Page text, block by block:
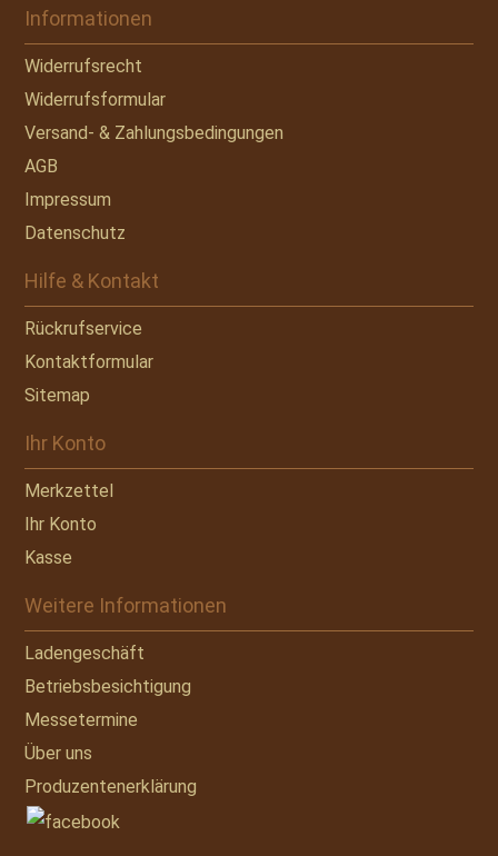
Informationen
Widerrufsrecht
Widerrufsformular
Versand- & Zahlungsbedingungen
AGB
Impressum
Datenschutz
Hilfe & Kontakt
Rückrufservice
Kontaktformular
Sitemap
Ihr Konto
Merkzettel
Ihr Konto
Kasse
Weitere Informationen
Ladengeschäft
Betriebsbesichtigung
Messetermine
Über uns
Produzentenerklärung